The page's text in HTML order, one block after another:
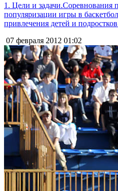
1. Цели и задачи.Соревнования
популяризации игры в
привлечения детей и
07 февраля 2012 01:02